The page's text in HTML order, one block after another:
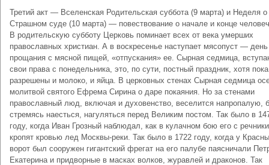
Третий акт — Вселенская Родительская суббота (9 марта) и Неделя о
Страшном суде (10 марта) — повествование о начале и конце
В родительскую субботу Церковь поминает всех от века умерших
православных христиан. А в воскресенье наступает мясопуст — день
прощания с мясной пищей, «отпускания» ее. Сырная седмица,
свои права с понедельника, это, по сути, постный праздник, хотя
разрешены и молоко, и яйца. В церковных стенах Сырная седмица
молитвой святого Ефрема Сирина о даре покаяния. Но за стенами
православный люд, включая и духовенство, веселится напропалую,
стремясь наесться, нагуляться перед Великим постом. Так было в
году, когда Иван Грозный наблюдал, как в кулачном бою его с речники
кропят кровью лед Москвы-реки. Так было в 1722 году, когда у
ворот был сооружен гигантский фрегат на его палубе паясничали
Екатерина и придворные в масках волков, журавлей и драконов. Так